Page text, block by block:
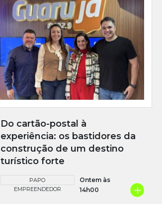
Do cartão-postal à
experiência: os bastidores da
construção de um destino
turístico forte
PAPO
EMPREENDEDOR
Ontem às
14h00
+